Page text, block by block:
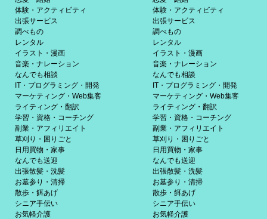
体験・アクティビティ
出張サービス
調べもの
レンタル
イラスト・漫画
音楽・ナレーション
なんでも相談
IT・プログラミング・開発
マーケティング・Web集客
ライティング・翻訳
学習・資格・コーチング
副業・アフィリエイト
草刈り・困りごと
日用買物・家事
なんでも送迎
出張散髪・洗髪
お墓参り・清掃
散歩・餌あげ
シニア手伝い
お気軽介護
体験・アクティビティ
出張サービス
調べもの
レンタル
イラスト・漫画
音楽・ナレーション
なんでも相談
IT・プログラミング・開発
マーケティング・Web集客
ライティング・翻訳
学習・資格・コーチング
副業・アフィリエイト
草刈り・困りごと
日用買物・家事
なんでも送迎
出張散髪・洗髪
お墓参り・清掃
散歩・餌あげ
シニア手伝い
お気軽介護